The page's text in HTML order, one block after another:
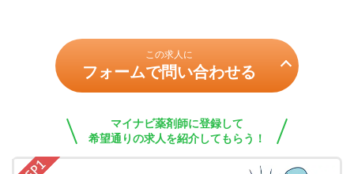
この求人に
フォームで問い合わせる
マイナビ薬剤師に登録して
希望通りの求人を紹介してもらう！